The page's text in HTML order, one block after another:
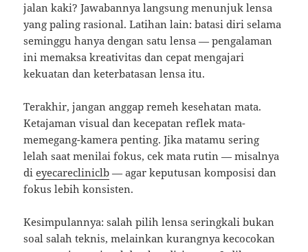
jalan kaki? Jawabannya langsung menunjuk lensa
yang paling rasional. Latihan lain: batasi diri selama
seminggu hanya dengan satu lensa — pengalaman
ini memaksa kreativitas dan cepat mengajari
kekuatan dan keterbatasan lensa itu.
Terakhir, jangan anggap remeh kesehatan mata.
Ketajaman visual dan kecepatan reflek mata-
memegang-kamera penting. Jika matamu sering
lelah saat menilai fokus, cek mata rutin — misalnya
dieyecarecliniclb — agar keputusan komposisi dan
fokus lebih konsisten.
Kesimpulannya: salah pilih lensa seringkali bukan
soal salah teknis, melainkan kurangnya kecocokan